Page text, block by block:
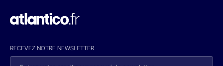
RECEVEZ NOTRE NEWSLETTER